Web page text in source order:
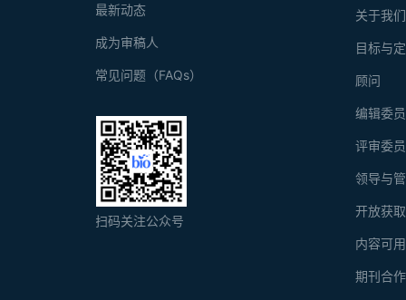
关于我们
目标与
顾问
编辑委
评审委
领导与
开放获
内容可
期刊合
最新动态
成为审稿人
常见问题（FAQs）
扫码关注公众号